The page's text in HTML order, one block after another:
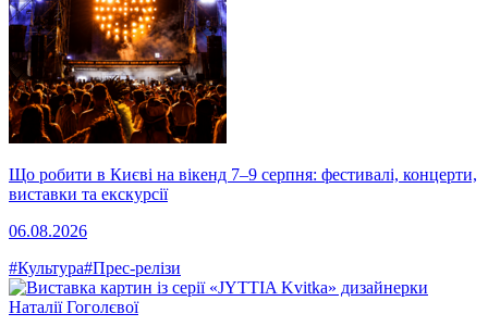
Що робити в Києві на вікенд 7–9 серпня: фестивалі, концерти,
виставки та екскурсії
06.08.2026
#Культура#Прес-релізи